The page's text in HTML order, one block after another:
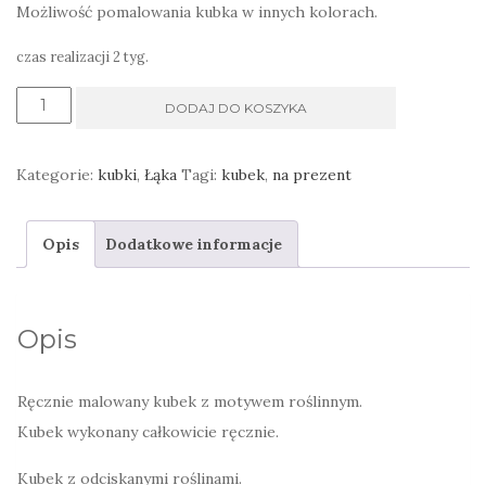
Możliwość pomalowania kubka w innych kolorach.
czas realizacji 2 tyg.
ilość
DODAJ DO KOSZYKA
Kategorie: kubki, Łąka Tagi: kubek, na prezent
Opis Dodatkowe informacje
Opis
Ręcznie malowany kubek z motywem roślinnym.
Kubek wykonany całkowicie ręcznie.
Kubek z odciskanymi roślinami.